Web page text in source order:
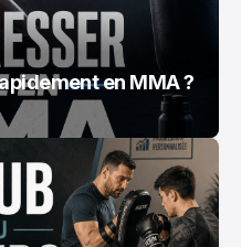
en MMA ?